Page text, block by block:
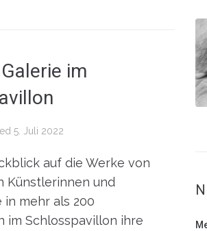
im
5. Juli 2022
auf die Werke von
Künstlerinnen und
in mehr als 200
im Schlosspavillon ihre